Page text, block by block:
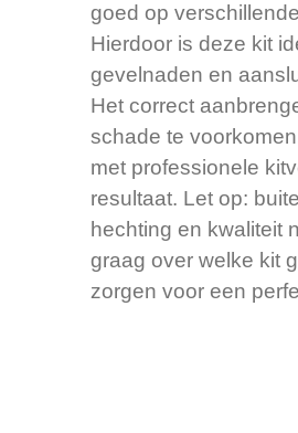
goed op
Hierdoor is deze kit
gevelnaden en
Het correct
schade te
met professionele
resultaat. Let op:
hechting en kwaliteit
graag over welke kit
zorgen voor een